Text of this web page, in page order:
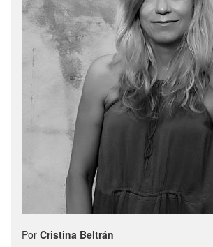
PorCristina Beltrán